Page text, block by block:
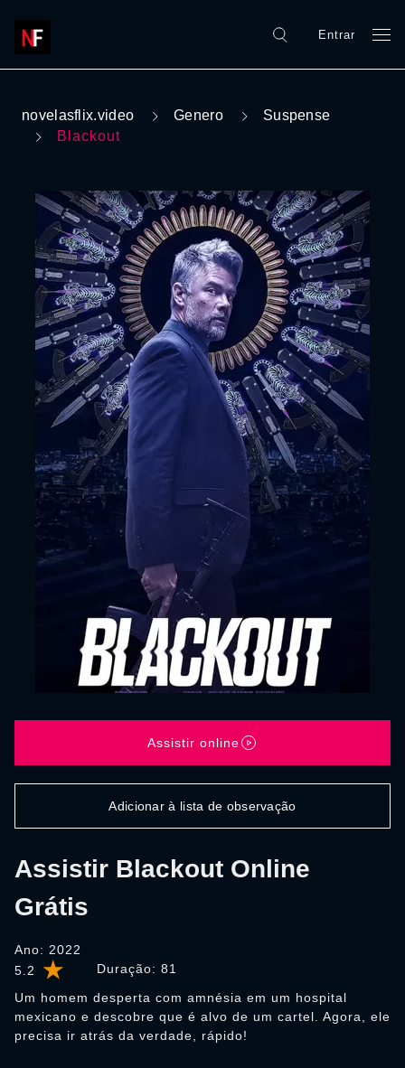
Entrar
novelasflix.video Genero
Suspense
Blackout
5.2 Duração: 81
Assistir Blackout Online
Grátis
Ano: 2022
Um homem desperta com amnésia em um hospital
mexicano e descobre que é alvo de um cartel. Agora, ele
precisa ir atrás da verdade, rápido!
Assistir online
Adicionar à lista de observação